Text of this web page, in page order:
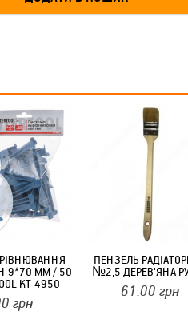
9*70 ММ / 50
KT-4950
грн
ПЕНЗЕЛЬ
№2,5 ДЕРЕВ'ЯНА
61.00 грн